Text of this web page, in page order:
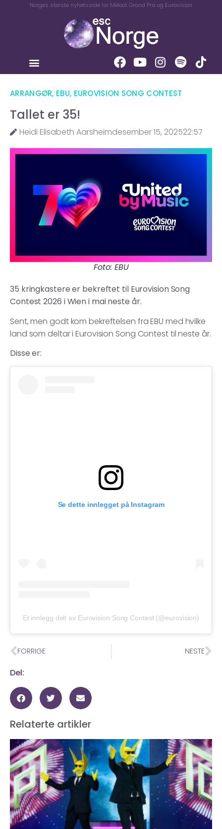
Norges største nyhetsside for Melodi Grand Prix og Eurovision
ARRANGØR, EBU, EUROVISION SONG CONTEST
Tallet er 35!
Heidi Elisabeth Aarsheimdesember 15, 202522:57
Foto: EBU
35 kringkastere er bekreftet til Eurovision Song
Contest 2026 i Wien i mai neste år.
Sent, men godt kom bekreftelsen fra EBU med hvilke
land som deltar i Eurovision Song Contest til neste år.
Disse er:
Se dette innlegget på Instagram
Et innlegg delt av Eurovision Song Contest (@eurovision)
FORRIGE NESTE
Del:
Relaterte artikler